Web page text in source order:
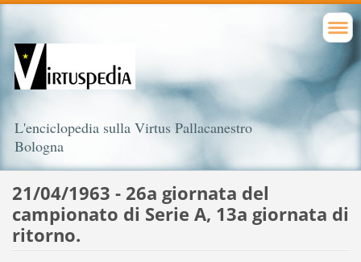
L'enciclopedia sulla Virtus Pallacanestro
Bologna
21/04/1963 - 26a giornata del
campionato di Serie A, 13a giornata di
ritorno.